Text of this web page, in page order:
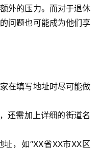
外的压力。而对于退休
问题也可能成为他们享
在填写地址时尽可能做
还需加上详细的街道名
，如“XX省XX市XX区